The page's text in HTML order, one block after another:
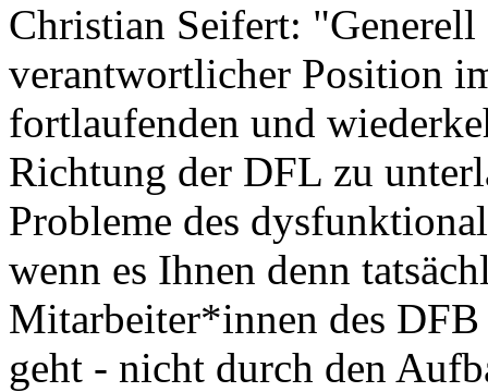
Christian Seifert:
verantwortlicher Position
fortlaufenden und
Richtung der DFL zu
Probleme des
wenn es Ihnen denn
Mitarbeiter*innen des
geht - nicht durch den